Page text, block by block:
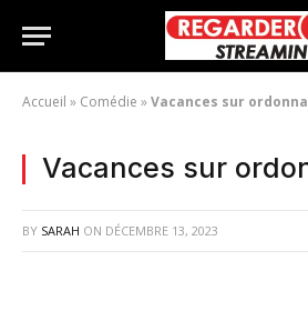
Accueil » Comédie »Vacances sur
Vacances sur
BY SARAH ON DÉCEMBRE 13, 2023